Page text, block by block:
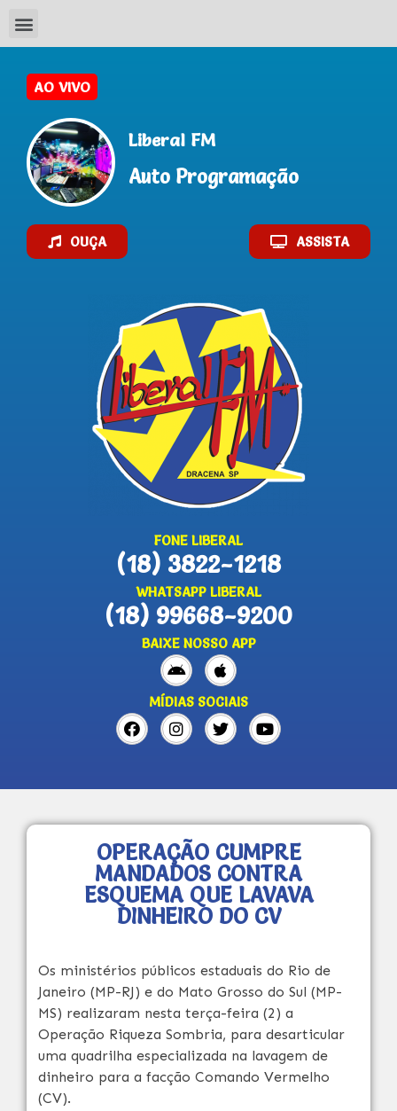
Liberal FM
Auto Programação
OUÇA ASSISTA
FONE LIBERAL
(18) 3822-1218
WHATSAPP LIBERAL
(18) 99668-9200
BAIXE NOSSO APP
MÍDIAS SOCIAIS
OPERAÇÃO CUMPRE
MANDADOS CONTRA
ESQUEMA QUE LAVAVA
DINHEIRO DO CV
Os ministérios públicos estaduais do Rio de
Janeiro (MP-RJ) e do Mato Grosso do Sul (MP-
MS) realizaram nesta terça-feira (2) a
Operação Riqueza Sombria, para desarticular
uma quadrilha especializada na lavagem de
dinheiro para a facção Comando Vermelho
(CV).